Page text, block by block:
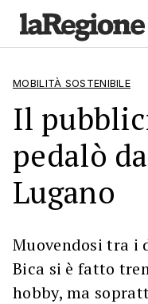
MOBILITÀ SOSTENIBILE
Il
pedalò
Lugano
Muovendosi tra i
Bica si è fatto
hobby, ma